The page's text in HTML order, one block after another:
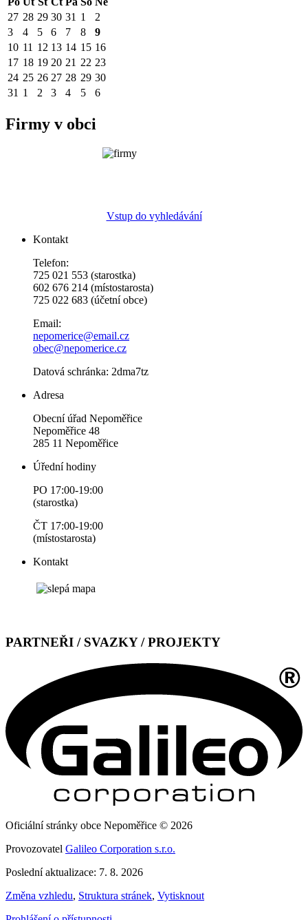
27 28 29 30 31 1
2
3
4 5 6 7 8
9
10 11 12 13 14 15 16
17 18 19 20 21 22 23
24 25 26 27 28 29 30
31 1 2 3 4 5 6
Firmy v obci
Vstup do vyhledávání
Kontakt
Telefon:
725 021 553 (starostka)
602 676 214 (místostarosta)
725 022 683 (účetní obce)
Email:
nepomerice@email.cz
obec@nepomerice.cz
Datová schránka: 2dma7tz
Adresa
Obecní úřad Nepoměřice
Nepoměřice 48
285 11 Nepoměřice
Úřední hodiny
PO 17:00-19:00
(starostka)
ČT 17:00-19:00
(místostarosta)
Kontakt
PARTNEŘI / SVAZKY / PROJEKTY
Oficiální stránky obce Nepoměřice © 2026
Provozovatel Galileo Corporation s.r.o.
Poslední aktualizace: 7. 8. 2026
Změna vzhledu, Struktura stránek, Vytisknout